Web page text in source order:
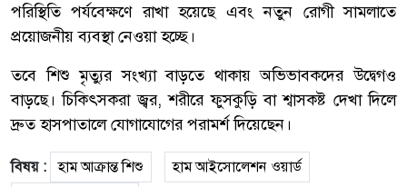
পরিস্থিতি পর্যবেক্ষণে রাখা হয়েছে এবং নতুন রোগী সামলাতে
প্রয়োজনীয় ব্যবস্থা নেওয়া হচ্ছে।
তবে শিশু মৃত্যুর সংখ্যা বাড়তে থাকায় অভিভাবকদের উদ্বেগও
বাড়ছে। চিকিৎসকরা জ্বর, শরীরে ফুসকুড়ি বা শ্বাসকষ্ট দেখা দিলে
দ্রুত হাসপাতালে যোগাযোগের পরামর্শ দিয়েছেন।
বিষয় : হাম আক্রান্ত শিশু
হাম আইসোলেশন ওয়ার্ড